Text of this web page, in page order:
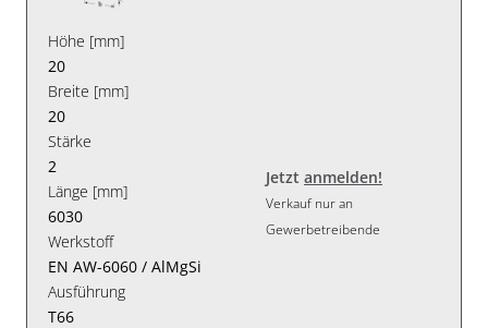
Höhe [mm]
20
Breite [mm]
20
Stärke
2
Länge [mm]
6030
Werkstoff
EN AW-6060 / AlMgSi
Ausführung
T66
Jetzt anmelden!
Verkauf nur an
Gewerbetreibende